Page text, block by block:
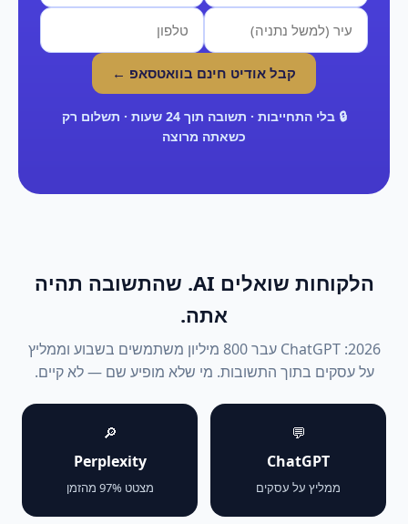
קבל אודיט חינם בוואטסאפ ←
🔒 בלי התחייבות · תשובה תוך 24 שעות · תשלום רק
כשאתה מרוצה
הלקוחות שואלים AI. שהתשובה תהיה
אתה.
2026: ChatGPT עבר 800 מיליון משתמשים בשבוע וממליץ
על עסקים בתוך התשובות. מי שלא מופיע שם — לא קיים.
💬
ChatGPT
ממליץ על עסקים
🔎
Perplexity
מצטט 97% מהזמן